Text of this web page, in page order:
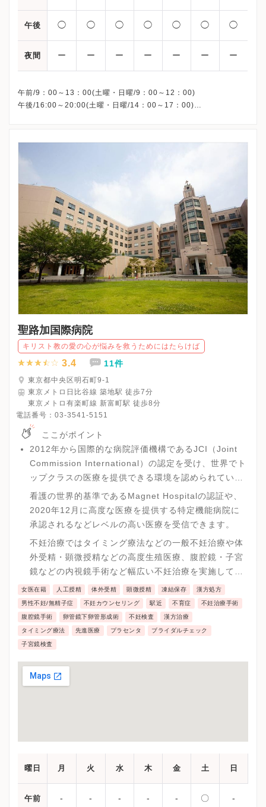
午後 ◯ ◯ ◯ ◯ ◯ ◯ ◯
夜間 ー ー ー ー ー ー ー
午前/9：00～13：00(土曜・日曜/9：00～12：00)
午後/16:00～20:00(土曜・日曜/14：00～17：00)
聖路加国際病院
キリスト教の愛の心が悩みを救うためにはたらけば
3.4 11件
東京都中央区明石町9-1
東京メトロ日比谷線 築地駅 徒歩7分
東京メトロ有楽町線 新富町駅 徒歩8分
電話番号： 03-3541-5151
ここがポイント
2012年から国際的な病院評価機構であるJCI（Joint
Commission International）の認定を受け、世界でト
ップクラスの医療を提供できる環境を認められていま
す。
看護の世界的基準であるMagnet Hospitalの認証や、
2020年12月に高度な医療を提供する特定機能病院に
承認されるなどレベルの高い医療を受信できます。
不妊治療ではタイミング療法などの一般不妊治療や体
外受精・顕微授精などの高度生殖医療、腹腔鏡・子宮
鏡などの内視鏡手術など幅広い不妊治療を実施してい
ます。
女医在籍 人工授精 体外受精 顕微授精 凍結保存 漢方処方
男性不妊/無精子症 不妊カウンセリング 駅近 不育症 不妊治療手術
腹腔鏡手術 卵管鏡下卵管形成術 不妊検査 漢方治療
タイミング療法 先進医療 プラセンタ ブライダルチェック
子宮鏡検査
曜日 月 火 水 木 金 土 日
午前 - - - - - 〇 -